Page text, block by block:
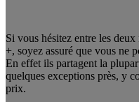
Si vous hésitez entre les
+, soyez assuré que vous ne
En effet ils partagent la
quelques exceptions près, y
prix.